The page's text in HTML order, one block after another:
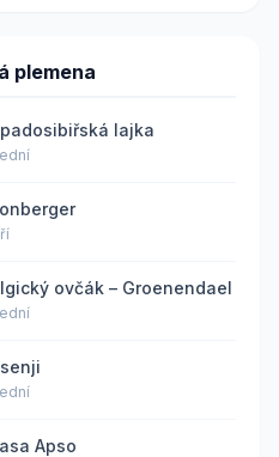
plemena
lajka
ovčák – Groenendael
Apso